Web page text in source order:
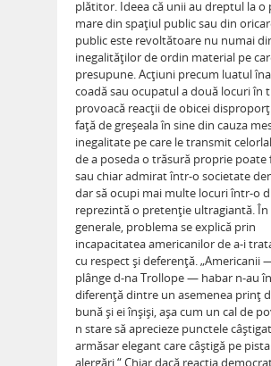
plătitor. Ideea că unii au dreptul la o
mare din spaţiul public sau din
public este revoltătoare nu numai
inegalităţilor de ordin material pe
presupune. Acţiuni precum luatul
coadă sau ocupatul a două locuri în
provoacă reacţii de obicei
faţă de greşeala în sine din cauza
inegalitate pe care le transmit
de a poseda o trăsură proprie
sau chiar admirat într-o societate
dar să ocupi mai multe locuri într-o
reprezintă o pretenţie ultragiantă. În
generale, problema se explică prin
incapacitatea americanilor de a-i
cu respect şi deferenţă. „Americanii
plânge d-na Trollope — habar n-au
diferenţă dintre un asemenea prinţ
bună şi ei înşişi, aşa cum un cal de
n stare să aprecieze punctele
armăsar elegant care câştigă pe